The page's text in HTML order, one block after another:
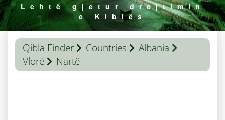
Lehtë gjetur drejtimin
e Kiblës
Qibla Finder Countries
Albania
Vlorë
Nartë